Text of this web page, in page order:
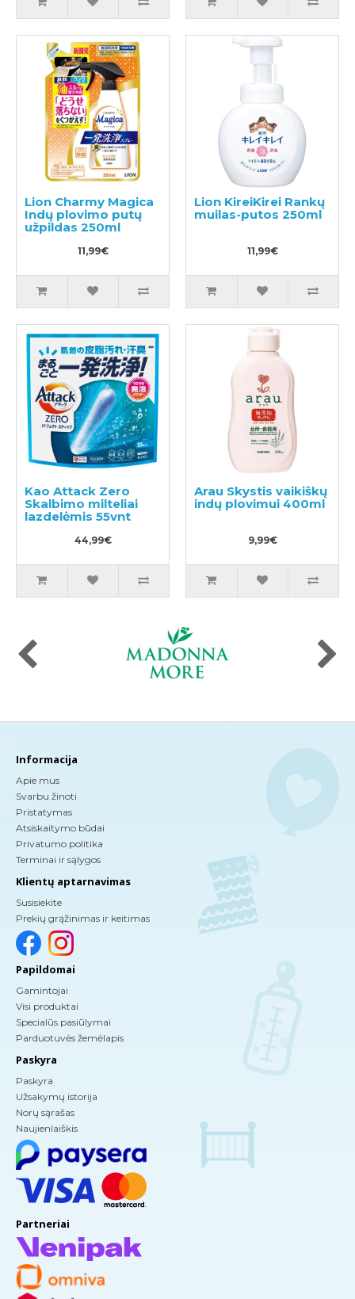
Lion Charmy Magica
Indų plovimo putų
užpildas 250ml
11,99€
Lion KireiKirei Rankų
muilas-putos 250ml
11,99€
Kao Attack Zero
Skalbimo milteliai
lazdelėmis 55vnt
44,99€
Arau Skystis vaikiškų
indų plovimui 400ml
9,99€
Informacija
Apie mus
Svarbu žinoti
Pristatymas
Atsiskaitymo būdai
Privatumo politika
Terminai ir sąlygos
Klientų aptarnavimas
Susisiekite
Prekių grąžinimas ir keitimas
Papildomai
Gamintojai
Visi produktai
Specialūs pasiūlymai
Parduotuvės žemėlapis
Paskyra
Paskyra
Užsakymų istorija
Norų sąrašas
Naujienlaiškis
Partneriai